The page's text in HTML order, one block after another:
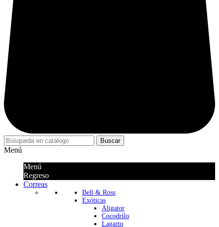
Buscar
Menú
Menú
Regreso
Correas
Bell & Ross
Exóticas
Aligator
Cocodrilo
Lagarto